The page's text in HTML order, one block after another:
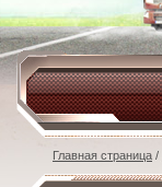
Главная страница /